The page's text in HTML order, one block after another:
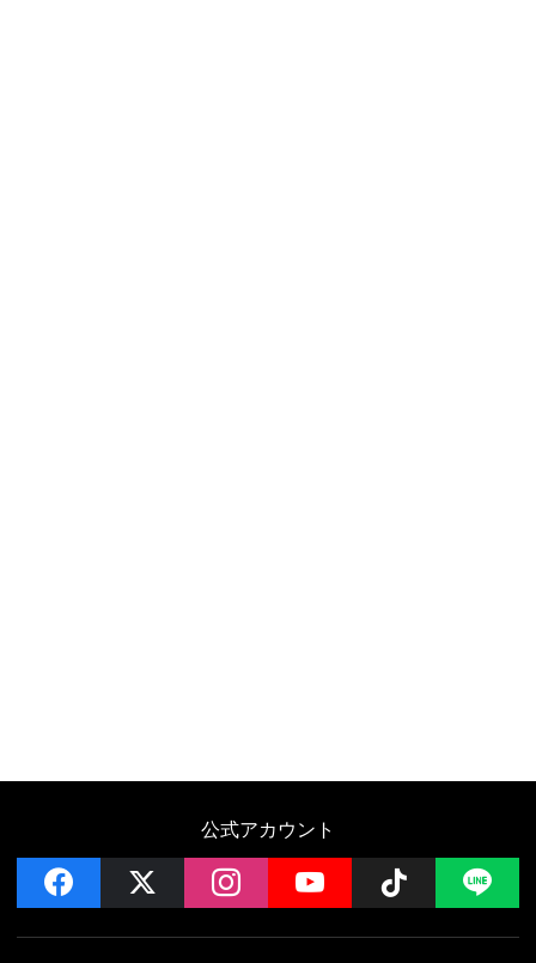
公式アカウント
facebook instagramYouTube Follow